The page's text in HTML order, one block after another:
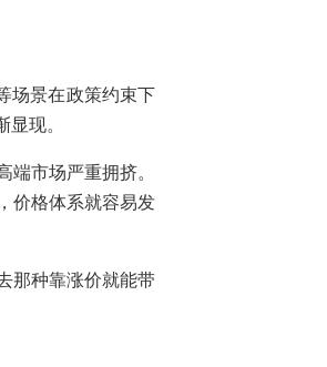
场景在政策约束下
现。
市场严重拥挤。
价格体系就容易发
那种靠涨价就能带